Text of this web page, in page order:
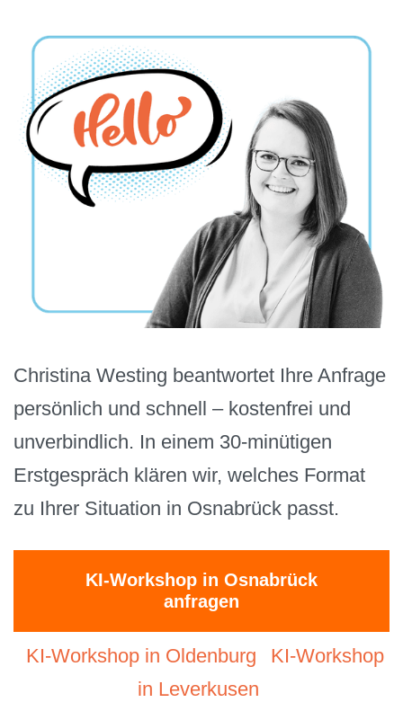
Christina Westing beantwortet Ihre Anfrage
persönlich und schnell – kostenfrei und
unverbindlich. In einem 30-minütigen
Erstgespräch klären wir, welches Format
zu Ihrer Situation in Osnabrück passt.
KI-Workshop in Osnabrück
anfragen
KI-Workshop in Oldenburg
KI-Workshop
in Leverkusen